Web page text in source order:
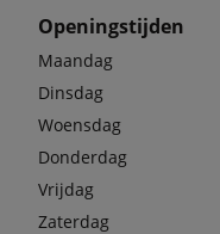
Openingstijden
Maandag
Dinsdag
Woensdag
Donderdag
Vrijdag
Zaterdag